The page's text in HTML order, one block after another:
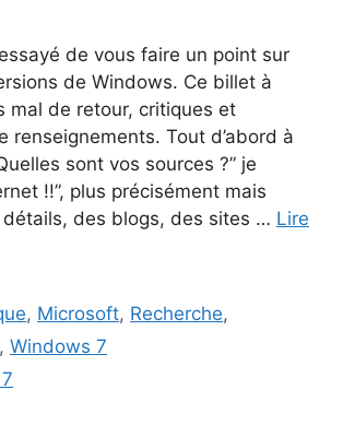
essayé de vous faire un point sur
de Windows. Ce billet à
mal de retour, critiques et
renseignements. Tout d’abord à
sont vos sources ?” je
!!”, plus précisément mais
détails, des blogs, des sites … Lire
, Microsoft, Recherche,
, Windows 7